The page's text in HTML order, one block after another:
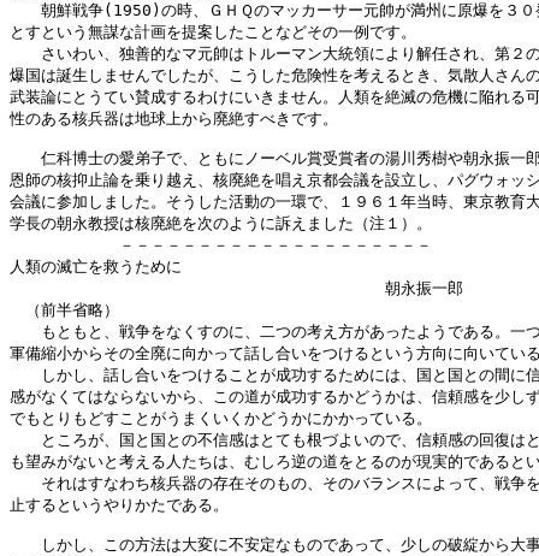
朝鮮戦争(1950)の時、ＧＨＱのマッカーサー元帥が満州に原爆を３０
とすという無謀な計画を提案したことなどその一例です。
さいわい、独善的なマ元帥はトルーマン大統領により解任され、第２
爆国は誕生しませんでしたが、こうした危険性を考えるとき、気散人さん
武装論にとうてい賛成するわけにいきません。人類を絶滅の危機に陥れる
性のある核兵器は地球上から廃絶すべきです。
仁科博士の愛弟子で、ともにノーベル賞受賞者の湯川秀樹や朝永振一
恩師の核抑止論を乗り越え、核廃絶を唱え京都会議を設立し、パグウォッ
会議に参加しました。そうした活動の一環で、１９６１年当時、東京教育
学長の朝永教授は核廃絶を次のように訴えました（注１）。
－－－－－－－－－－－－－－－－－－－－
人類の滅亡を救うために
朝永振一郎
（前半省略）
もともと、戦争をなくすのに、二つの考え方があったようである。一
軍備縮小からその全廃に向かって話し合いをつけるという方向に向いてい
しかし、話し合いをつけることが成功するためには、国と国との間に
感がなくてはならないから、この道が成功するかどうかは、信頼感を少し
でもとりもどすことがうまくいくかどうかにかかっている。
ところが、国と国との不信感はとても根づよいので、信頼感の回復は
も望みがないと考える人たちは、むしろ逆の道をとるのが現実的であると
それはすなわち核兵器の存在そのもの、そのバランスによって、戦争
止するというやりかたである。
しかし、この方法は大変に不安定なものであって、少しの破綻から大